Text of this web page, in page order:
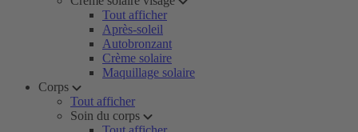
Tout afficher
Après-soleil
Autobronzant
Crème solaire
Maquillage solaire
Corps
Tout afficher
Soin du corps